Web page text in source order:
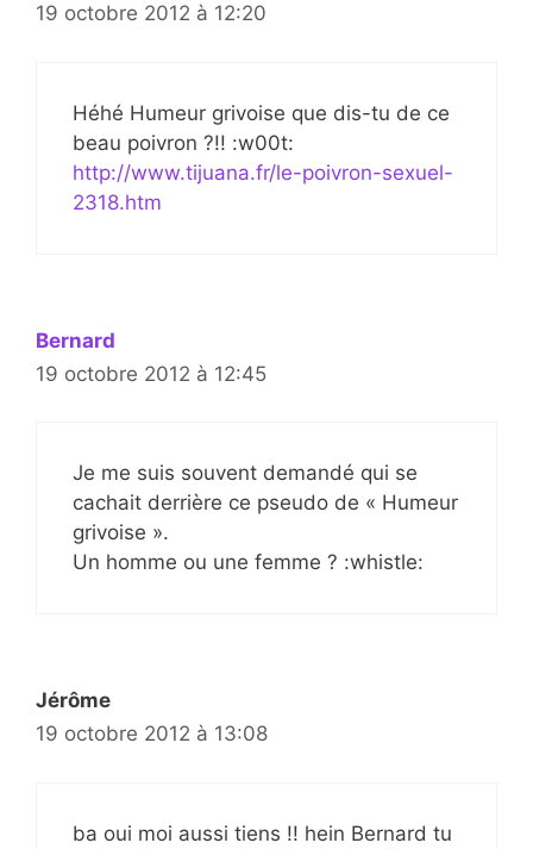
19 octobre 2012 à 12:20
Héhé Humeur grivoise que dis-tu de ce
beau poivron ?!! :w00t:
http://www.tijuana.fr/le-poivron-sexuel-
2318.htm
Bernard
19 octobre 2012 à 12:45
Je me suis souvent demandé qui se
cachait derrière ce pseudo de « Humeur
grivoise ».
Un homme ou une femme ? :whistle:
Jérôme
19 octobre 2012 à 13:08
ba oui moi aussi tiens !! hein Bernard tu